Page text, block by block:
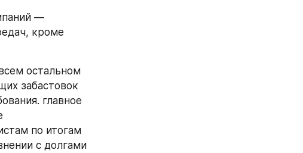
—
кроме
остальном
забастовок
главное
по итогам
с долгами